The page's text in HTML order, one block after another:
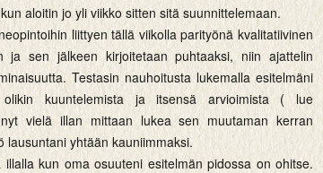
aloitin jo yli viikko sitten sitä suunnittelemaan.
liittyen tällä viikolla parityönä kvalitatiivinen
ja sen jälkeen kirjoitetaan puhtaaksi, niin ajattelin
Testasin nauhoitusta lukemalla esitelmäni
kuuntelemista ja itsensä arvioimista ( lue
vielä illan mittaan lukea sen muutaman kerran
lausuntani yhtään kauniimmaksi.
kun oma osuuteni esitelmän pidossa on ohitse.